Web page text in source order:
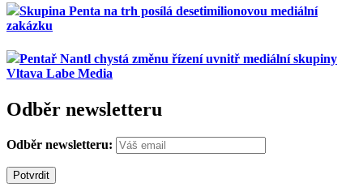
Skupina Penta na trh posílá desetimilionovou mediální
zakázku
Pentař Nantl chystá změnu řízení uvnitř mediální skupiny
Vltava Labe Media
Odběr newsletteru
Odběr newsletteru: